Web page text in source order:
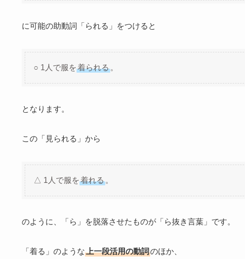
に可能の助動詞「られる」をつけると
○ 1人で服を 着られる 。
となります。
この「見られる」から
△ 1人で服を 着れる 。
のように、「ら」を脱落させたものが「ら抜き言葉」です。
「着る」のような上一段活用の動詞のほか、